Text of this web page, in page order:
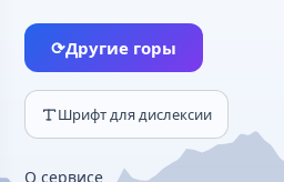
⟳Другие горы
Шрифт для дислексии
О сервисе